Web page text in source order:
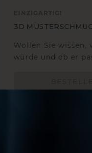
EINZIGARTIG
3D
Wollen Sie wissen,
würde und ob er